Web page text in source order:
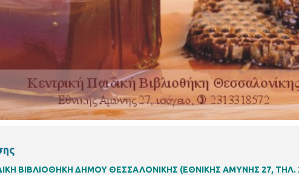
ΒΙΒΛΙΟΘΗΚΗ ΔΗΜΟΥ ΘΕΣΣΑΛΟΝΙΚΗΣ (ΕΘΝΙΚΗΣ ΑΜΥΝΗΣ 27, ΤΗΛ.